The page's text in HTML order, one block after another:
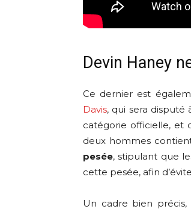
Devin Haney
Ce dernier est
Davis, qui sera disputé
catégorie officielle, et
deux hommes
pesée, stipulant que
cette pesée, afin
Un cadre bien précis,